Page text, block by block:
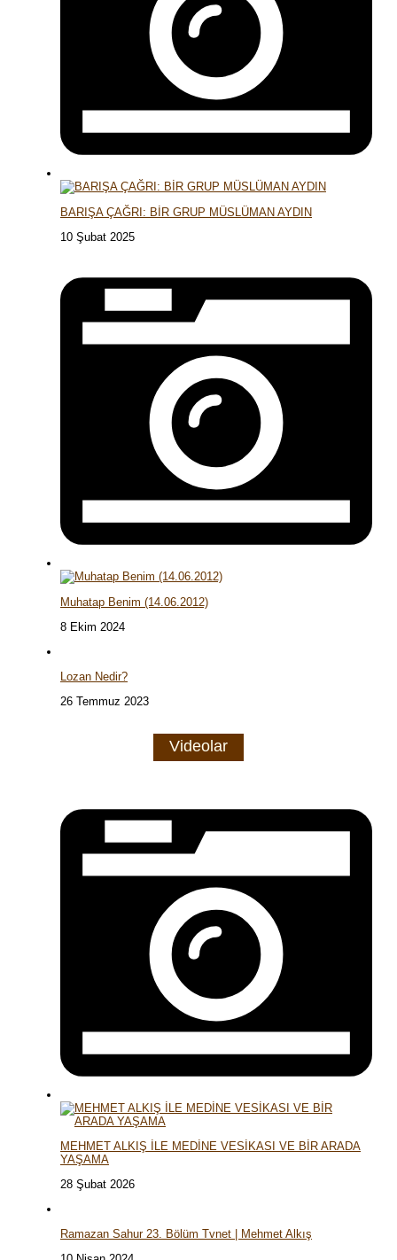
BARIŞA ÇAĞRI: BİR GRUP MÜSLÜMAN AYDIN
10 Şubat 2025
Muhatap Benim (14.06.2012)
8 Ekim 2024
Lozan Nedir?
26 Temmuz 2023
Videolar
MEHMET ALKIŞ İLE MEDİNE VESİKASI VE BİR ARADA
YAŞAMA
28 Şubat 2026
Ramazan Sahur 23. Bölüm Tvnet | Mehmet Alkış